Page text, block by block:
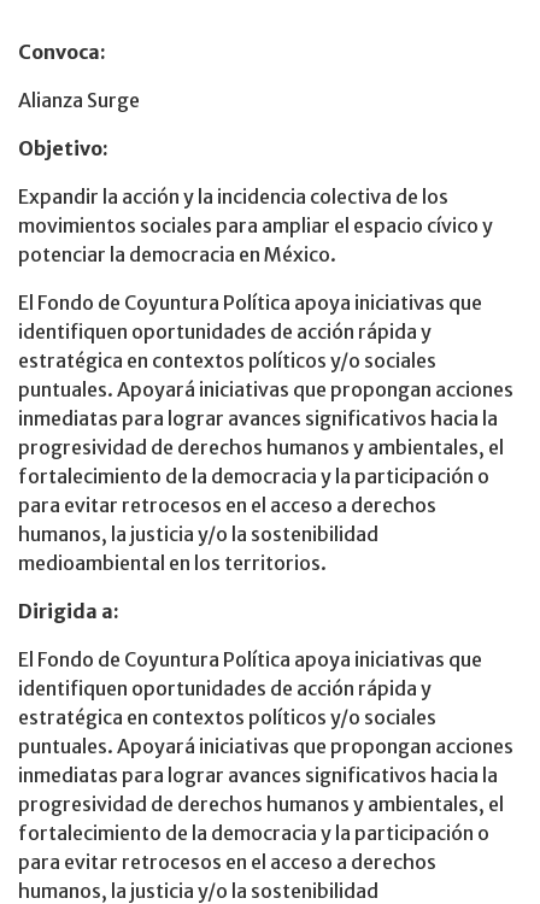
Convoca:
Alianza Surge
Objetivo:
Expandir la acción y la incidencia colectiva de los
movimientos sociales para ampliar el espacio cívico y
potenciar la democracia en México.
El Fondo de Coyuntura Política apoya iniciativas que
identifiquen oportunidades de acción rápida y
estratégica en contextos políticos y/o sociales
puntuales. Apoyará iniciativas que propongan acciones
inmediatas para lograr avances significativos hacia la
progresividad de derechos humanos y ambientales, el
fortalecimiento de la democracia y la participación o
para evitar retrocesos en el acceso a derechos
humanos, la justicia y/o la sostenibilidad
medioambiental en los territorios.
Dirigida a:
El Fondo de Coyuntura Política apoya iniciativas que
identifiquen oportunidades de acción rápida y
estratégica en contextos políticos y/o sociales
puntuales. Apoyará iniciativas que propongan acciones
inmediatas para lograr avances significativos hacia la
progresividad de derechos humanos y ambientales, el
fortalecimiento de la democracia y la participación o
para evitar retrocesos en el acceso a derechos
humanos, la justicia y/o la sostenibilidad